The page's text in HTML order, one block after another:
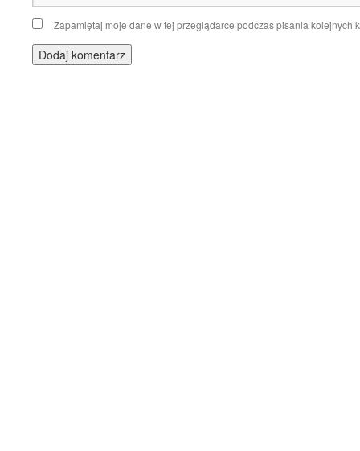
Zapamiętaj moje dane w tej przeglądarce podczas pisania kolejnych